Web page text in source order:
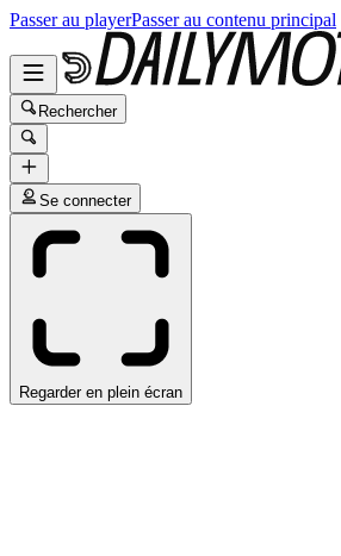
Passer au playerPasser au contenu principal
Rechercher
Se connecter
Regarder en plein écran